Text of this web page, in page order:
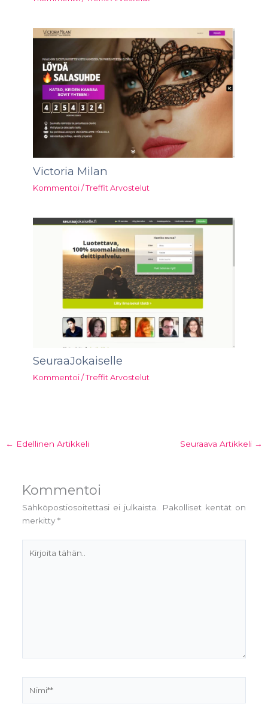
Victoria Milan
Kommentoi /Treffit Arvostelut
SeuraaJokaiselle
Kommentoi /Treffit Arvostelut
← Edellinen Artikkeli Seuraava Artikkeli →
Kommentoi
Sähköpostiosoitettasi ei julkaista.
Pakolliset kentät on
merkitty *
tähän..